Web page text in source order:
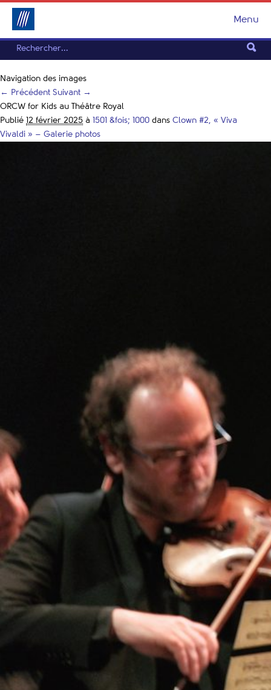
Menu
Navigation des images
← Précédent Suivant →
ORCW for Kids au Théâtre Royal
Publié 12 février 2025 à 1501 &fois; 1000 dans Clown #2, « Viva
Vivaldi » – Galerie photos